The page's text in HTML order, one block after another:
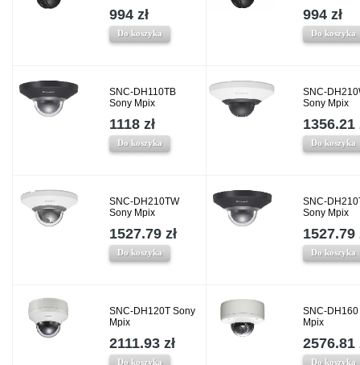
994 zł
Do koszyka
994 zł
Do koszyka
SNC-DH110TB
Sony Mpix
1118 zł
Do koszyka
SNC-
Sony Mpix
1356.21
Do koszyka
SNC-DH210TW
Sony Mpix
1527.79 zł
Do koszyka
SNC-
Sony Mpix
1527.79
Do koszyka
SNC-DH120T Sony
Mpix
2111.93 zł
Do koszyka
SNC-
Mpix
2576.81
Do koszyka